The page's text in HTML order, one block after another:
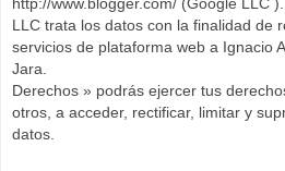
LLC trata los datos con la finalidad de
servicios de plataforma web a Ignacio
Jara.
Derechos » podrás ejercer tus
otros, a acceder, rectificar, limitar y
datos.